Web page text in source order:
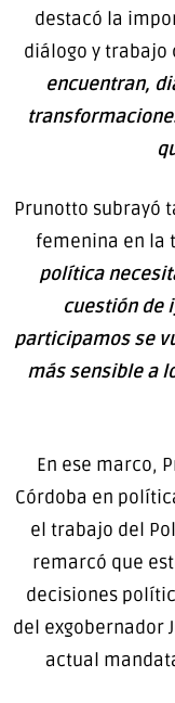
destacó la
diálogo y trabajo
encuentran,
Prunotto subrayó
femenina en la
política
cuestión de
participamos se
más sensible a
En ese marco,
Córdoba en
el trabajo del
remarcó que
decisiones
del exgobernador
actual